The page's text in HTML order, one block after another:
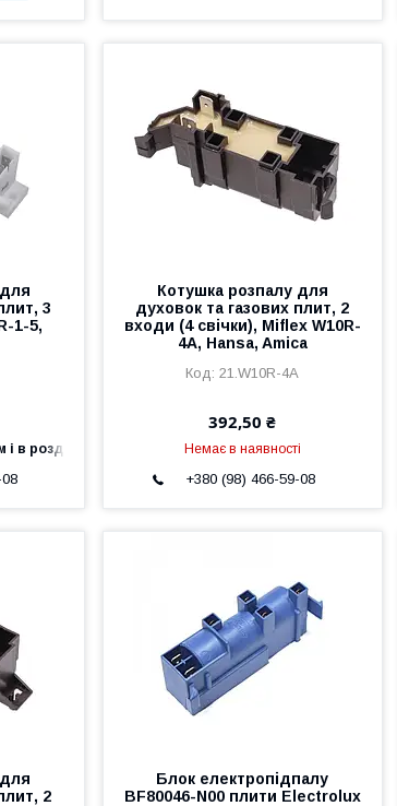
3
1-5,
в роздріб
Котушка розпалу для
духовок та газових плит, 2
входи (4 свічки), Miflex W10R-
4A, Hansa, Amica
21.W10R-4A
392,50 ₴
Немає в наявності
+380 (98) 466-59-08
2
Блок електропідпалу
BF80046-N00 плити Electrolux